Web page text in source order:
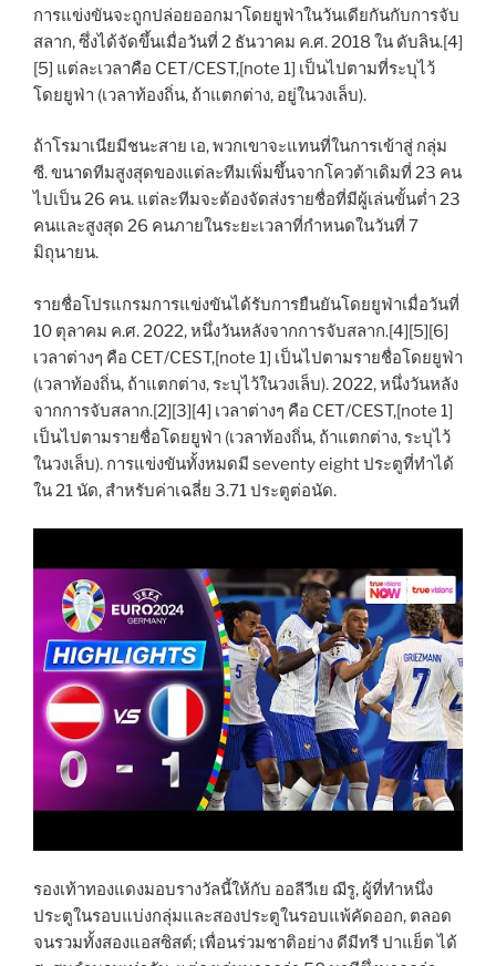
การแข่งขันจะถูกปล่อยออกมาโดยยูฟ่าในวันเดียกันกับการจับ
สลาก, ซึ่งได้จัดขึ้นเมื่อวันที่ 2 ธันวาคม ค.ศ. 2018 ใน ดับลิน.[4]
[5] แต่ละเวลาคือ CET/CEST,[note 1] เป็นไปตามที่ระบุไว้
โดยยูฟ่า (เวลาท้องถิ่น, ถ้าแตกต่าง, อยู่ในวงเล็บ).
ถ้าโรมาเนียมีชนะสาย เอ, พวกเขาจะแทนที่ในการเข้าสู่ กลุ่ม
ซี. ขนาดทีมสูงสุดของแต่ละทีมเพิ่มขึ้นจากโควต้าเดิมที่ 23 คน
ไปเป็น 26 คน. แต่ละทีมจะต้องจัดส่งรายชื่อที่มีผู้เล่นขั้นต่ำ 23
คนและสูงสุด 26 คนภายในระยะเวลาที่กำหนดในวันที่ 7
มิถุนายน.
รายชื่อโปรแกรมการแข่งขันได้รับการยืนยันโดยยูฟ่าเมื่อวันที่
10 ตุลาคม ค.ศ. 2022, หนึ่งวันหลังจากการจับสลาก.[4][5][6]
เวลาต่างๆ คือ CET/CEST,[note 1] เป็นไปตามรายชื่อโดยยูฟ่า
(เวลาท้องถิ่น, ถ้าแตกต่าง, ระบุไว้ในวงเล็บ). 2022, หนึ่งวันหลัง
จากการจับสลาก.[2][3][4] เวลาต่างๆ คือ CET/CEST,[note 1]
เป็นไปตามรายชื่อโดยยูฟ่า (เวลาท้องถิ่น, ถ้าแตกต่าง, ระบุไว้
ในวงเล็บ). การแข่งขันทั้งหมดมี seventy eight ประตูที่ทำได้
ใน 21 นัด, สำหรับค่าเฉลี่ย 3.71 ประตูต่อนัด.
รองเท้าทองแดงมอบรางวัลนี้ให้กับ ออลีวีเย ฌีรู, ผู้ที่ทำหนึ่ง
ประตูในรอบแบ่งกลุ่มและสองประตูในรอบแพ้คัดออก, ตลอด
จนรวมทั้งสองแอสซิสต์; เพื่อนร่วมชาติอย่าง ดีมีทรี ปาแย็ต ได้